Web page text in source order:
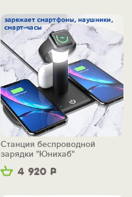
4 920 Р
Станция беспроводной
зарядки "Юнихаб"